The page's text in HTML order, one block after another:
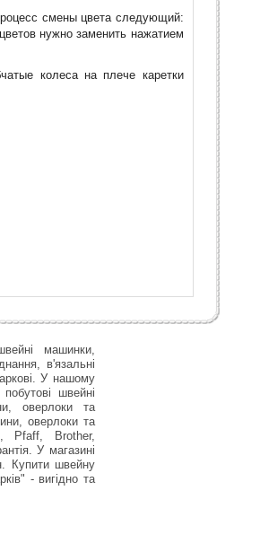
смены цвета следующий:
нужно заменить нажатием
колеса на плече каретки
машинки,
в'язальні
У нашому
швейні
оверлоки та
оверлоки та
Pfaff, Brother,
У магазині
Купити швейну
- вигідно та